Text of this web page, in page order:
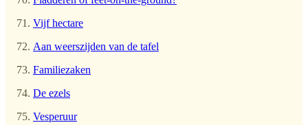
Vijf hectare
Aan weerszijden van de tafel
Familiezaken
De ezels
Vesperuur